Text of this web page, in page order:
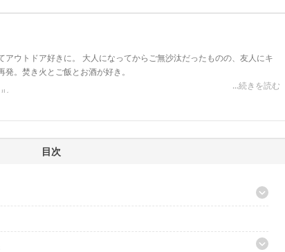
アウトドア好きに。 大人になってからご無沙汰だったものの、友人にキ
。焚き火とご飯とお酒が好き。
...続きを読む
目次
気！